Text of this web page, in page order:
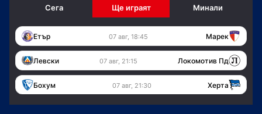
Сега Ще играят Минали
Етър 07 авг, 18:45 Марек
Левски 07 авг, 21:15 Локомотив Пд
Бохум 07 авг, 21:30 Херта